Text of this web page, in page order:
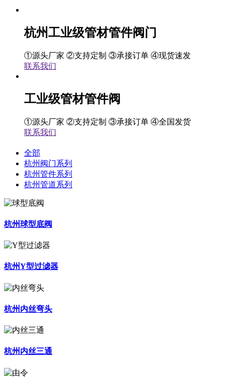
杭州工业级管材管件阀门
①源头厂家 ②支持定制 ③承接订单 ④现货速发
联系我们
工业级管材管件阀
①源头厂家 ②支持定制 ③承接订单 ④全国发货
联系我们
全部
杭州阀门系列
杭州管件系列
杭州管道系列
杭州球型底阀
杭州Y型过滤器
杭州内丝弯头
杭州内丝三通